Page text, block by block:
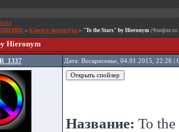
» Книги и литература » "To the Stars" by Hieronym (Фанфик по
Hieronym
Дата: Воскресенье, 04.01.2015, 22:26
Название: To the